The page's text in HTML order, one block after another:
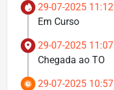
29-07-2025 11:12
Em Curso
29-07-2025 11:07
Chegada ao TO
29-07-2025 10:57